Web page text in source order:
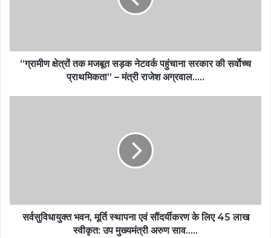
“ग्रामीण क्षेत्रों तक मजबूत सड़क नेटवर्क पहुंचाना सरकार की सर्वाेच्च
प्राथमिकता” – मंत्री राजेश अग्रवाल…..
सर्वसुविधायुक्त भवन, मूर्ति स्थापना एवं सौंदर्यीकरण के लिए 45 लाख
स्वीकृत: उप मुख्यमंत्री अरुण साव…..